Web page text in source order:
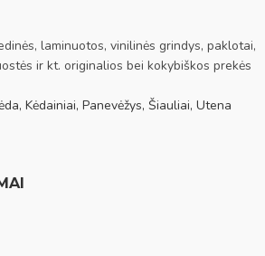
laminuotos, vinilinės grindys, paklotai,
ir kt. originalios bei kokybiškos prekės
Kėdainiai, Panevėžys, Šiauliai, Utena